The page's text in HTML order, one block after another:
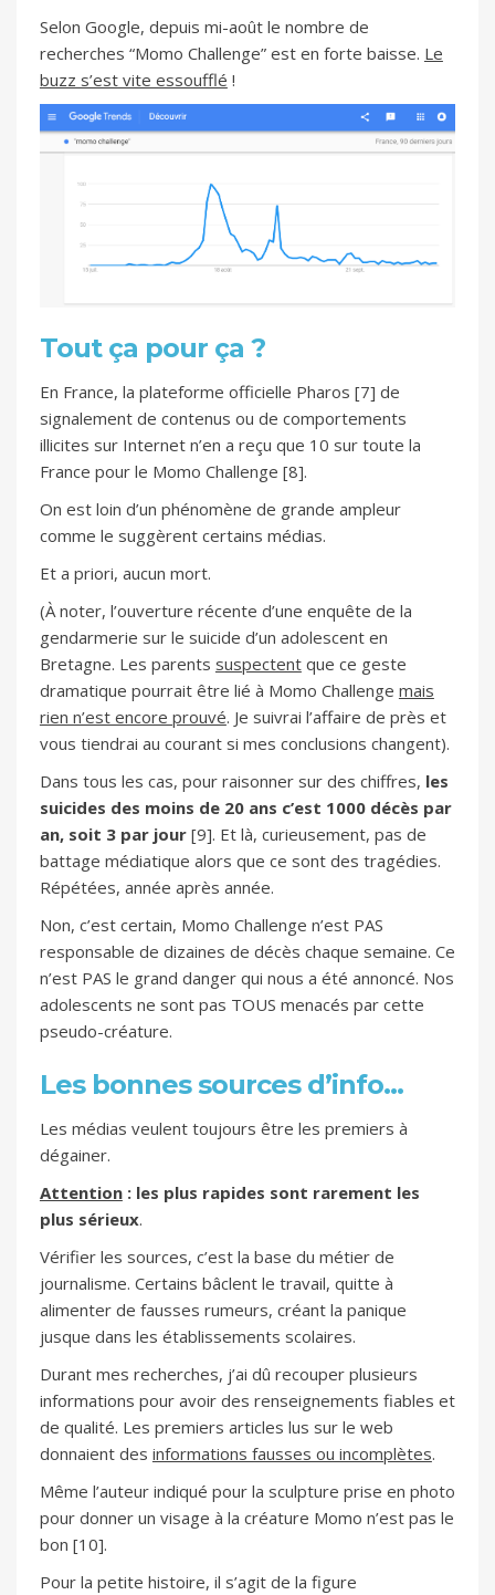
Selon Google, depuis mi-août le nombre de
recherches “Momo Challenge” est en forte baisse. Le
buzz s’est vite essoufflé !
Tout ça pour ça ?
En France, la plateforme officielle Pharos [7] de
signalement de contenus ou de comportements
illicites sur Internet n’en a reçu que 10 sur toute la
France pour le Momo Challenge [8].
On est loin d’un phénomène de grande ampleur
comme le suggèrent certains médias.
Et a priori, aucun mort.
(À noter, l’ouverture récente d’une enquête de la
gendarmerie sur le suicide d’un adolescent en
Bretagne. Les parents suspectentque ce geste
dramatique pourrait être lié à Momo Challenge mais
rien n’est encore prouvé. Je suivrai l’affaire de près et
vous tiendrai au courant si mes conclusions changent).
Dans tous les cas, pour raisonner sur des chiffres, les
suicides des moins de 20 ans c’est 1000 décès par
an, soit 3 par jour[9]. Et là, curieusement, pas de
battage médiatique alors que ce sont des tragédies.
Répétées, année après année.
Non, c’est certain, Momo Challenge n’est PAS
responsable de dizaines de décès chaque semaine. Ce
n’est PAS le grand danger qui nous a été annoncé. Nos
adolescents ne sont pas TOUS menacés par cette
pseudo-créature.
Les bonnes sources d’info…
Les médias veulent toujours être les premiers à
dégainer.
Attention: les plus rapides sont rarement les
plus sérieux.
Vérifier les sources, c’est la base du métier de
journalisme. Certains bâclent le travail, quitte à
alimenter de fausses rumeurs, créant la panique
jusque dans les établissements scolaires.
Durant mes recherches, j’ai dû recouper plusieurs
informations pour avoir des renseignements fiables et
de qualité. Les premiers articles lus sur le web
donnaient des informations fausses ou incomplètes.
Même l’auteur indiqué pour la sculpture prise en photo
pour donner un visage à la créature Momo n’est pas le
bon [10].
Pour la petite histoire, il s’agit de la figure